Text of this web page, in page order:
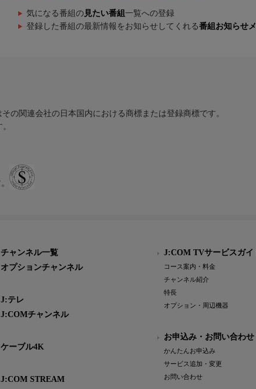
気になる番組の 見たい番組 一覧への登録
登録した番組の最新情報をお知らせしてくれる番組お知らせ
の関連会社の日本国内における商標または登録商標です。
チャンネル一覧
オプションチャンネル
J:テレ
J:COMチャンネル
ケーブル4K
J:COM STREAM
J:COM TVサービスガイ
コース案内・料金
チャンネル紹介
特長
オプション・周辺機器
お申込み・お問い合わせ
かんたんお申込み
サービス追加・変更
お問い合わせ